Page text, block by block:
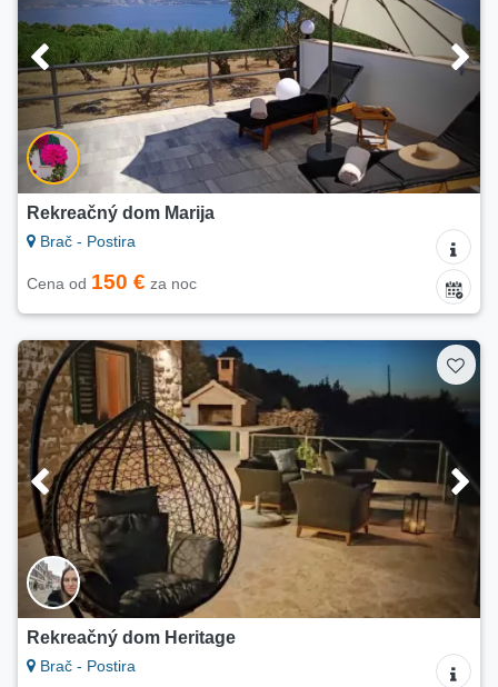
Rekreačný dom Marija
Brač - Postira
Cena od 150 € za noc
Rekreačný dom Heritage
Brač - Postira